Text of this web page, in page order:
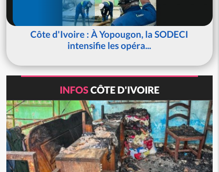
Côte d'Ivoire : À Yopougon, la SODECI
intensifie les opéra...
INFOSCÔTE D'IVOIRE